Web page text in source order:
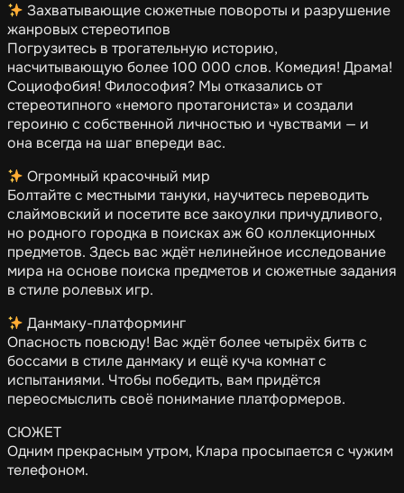
Захватывающие сюжетные повороты и разрушение
жанровых стереотипов
Погрузитесь в трогательную историю,
насчитывающую более 100 000 слов. Комедия! Драма!
Социофобия! Философия? Мы отказались от
стереотипного «немого протагониста» и создали
героиню с собственной личностью и чувствами — и
она всегда на шаг впереди вас.
Огромный красочный мир
Болтайте с местными тануки, научитесь переводить
слаймовский и посетите все закоулки причудливого,
но родного городка в поисках аж 60 коллекционных
предметов. Здесь вас ждёт нелинейное исследование
мира на основе поиска предметов и сюжетные задания
в стиле ролевых игр.
Данмаку-платформинг
Опасность повсюду! Вас ждёт более четырёх битв с
боссами в стиле данмаку и ещё куча комнат с
испытаниями. Чтобы победить, вам придётся
переосмыслить своё понимание платформеров.
СЮЖЕТ
Одним прекрасным утром, Клара просыпается с чужим
телефоном.